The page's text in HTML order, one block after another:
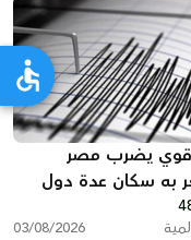
قوي يضرب مصر
به سكان عدة دول
03/08/2026